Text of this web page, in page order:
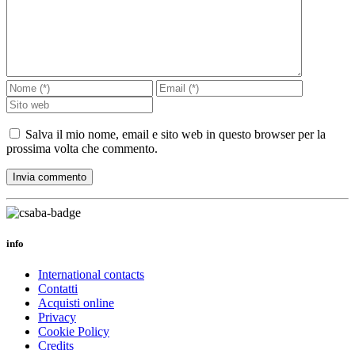
Salva il mio nome, email e sito web in questo browser per la
prossima volta che commento.
info
International contacts
Contatti
Acquisti online
Privacy
Cookie Policy
Credits